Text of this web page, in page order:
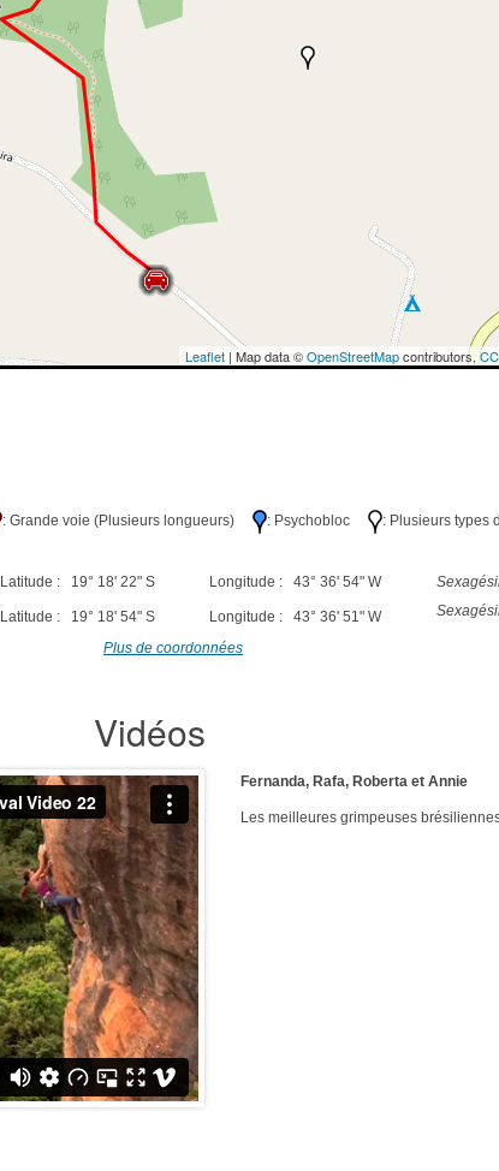
Leaflet| Map data ©OpenStreetMapcontributors,
: Grande voie (Plusieurs longueurs) : Psychobloc : Plusieurs types
Latitude : 19° 18' 22" S Longitude : 43° 36' 54" W
Latitude : 19° 18' 54" S Longitude : 43° 36' 51" W
Plus de coordonnées
Vidéos
Fernanda, Rafa, Roberta et Annie
Les meilleures grimpeuses